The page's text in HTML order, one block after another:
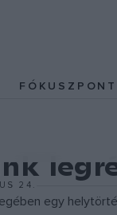
FÓKUSZPONT
24.
egy